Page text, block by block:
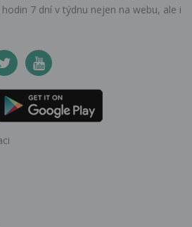
7 dní v týdnu nejen na webu, ale i